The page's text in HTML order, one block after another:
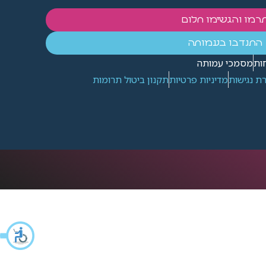
והגשימו חלום
התנדבו בעמותה
מסמכי עמותה
נגישותמדיניות פרטיותתקנון ביטול תרומות